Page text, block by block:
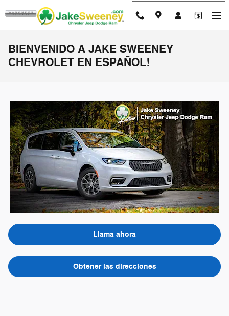
Skip to main content
BIENVENIDO A JAKE SWEENEY
CHEVROLET EN ESPAÑOL!
Llama ahora
Obtener las direcciones